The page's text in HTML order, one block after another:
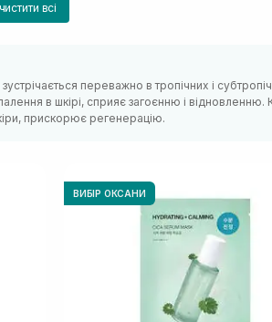
всі
переважно в тропічних і
в шкірі, сприяє загоєнню і
прискорює регенерацію.
ВИБІР ОКСАНИ